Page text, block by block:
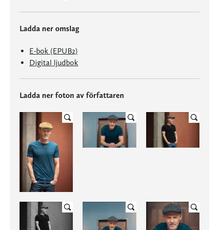
Ladda ner omslag
E-bok (EPUB2)
Digital ljudbok
Ladda ner foton av författaren